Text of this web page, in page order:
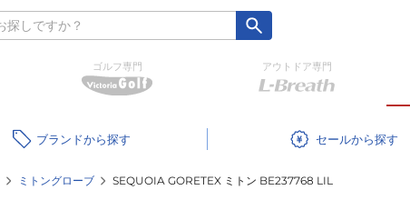
ゴルフ専門 アウトドア専門
ブランド セール
ミトングローブ SEQUOIA GORETEX ミトン BE237768 LIL